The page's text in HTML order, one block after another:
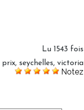
Lu 1543 fois
prix, seychelles, victoria
Notez